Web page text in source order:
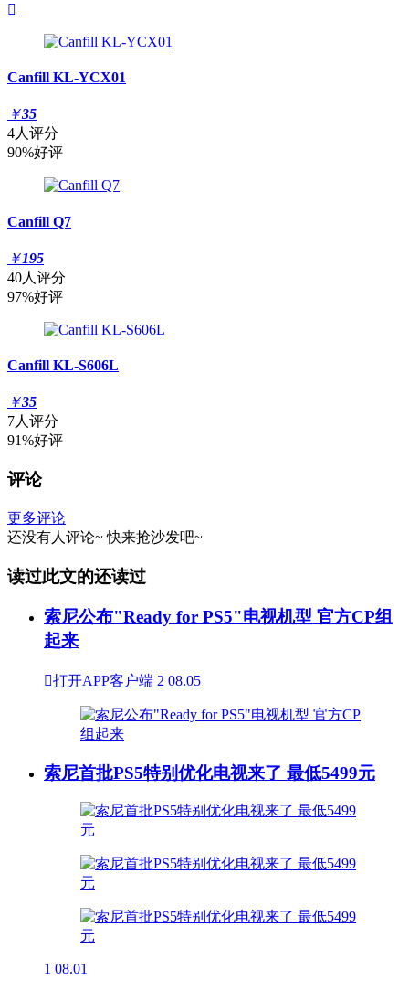

Canfill KL-YCX01
￥35
4人评分
90%好评
Canfill Q7
￥195
40人评分
97%好评
Canfill KL-S606L
￥35
7人评分
91%好评
评论
更多评论
还没有人评论~ 快来抢沙发吧~
读过此文的还读过
索尼公布"Ready for PS5"电视机型 官方CP组
起来
打开APP客户端 2 08.05
索尼首批PS5特别优化电视来了 最低5499元
1 08.01